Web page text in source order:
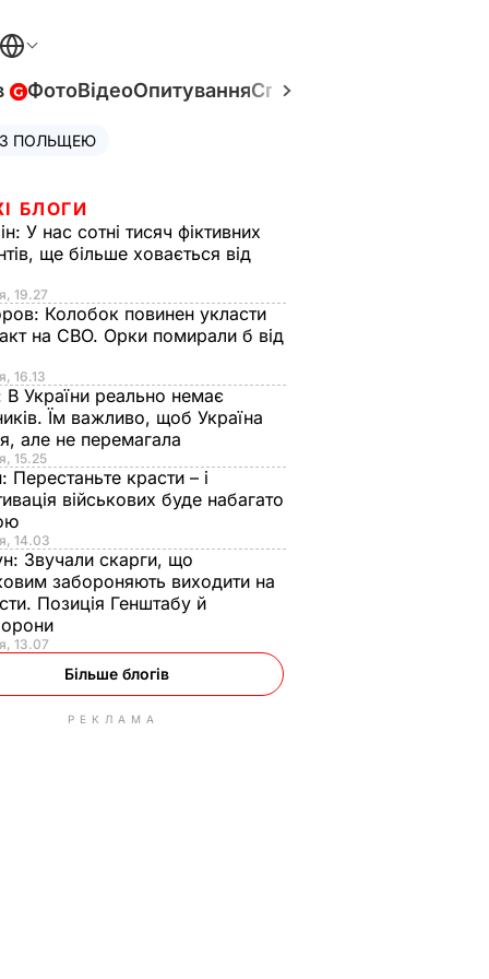
ФотоВідеоОпитуванняСпецпроєкти
ПОЛЬЩЕЮ
БЛОГИ
У нас сотні тисяч фіктивних
ще більше ховається від
19.27
Колобок повинен укласти
на СВО. Орки помирали б від
16.13
В України реально немає
Їм важливо, щоб Україна
але не перемагала
15.25
Перестаньте красти – і
військових буде набагато
14.03
Звучали скарги, що
забороняють виходити на
Позиція Генштабу й
13.07
Більше блогів
РЕКЛАМА